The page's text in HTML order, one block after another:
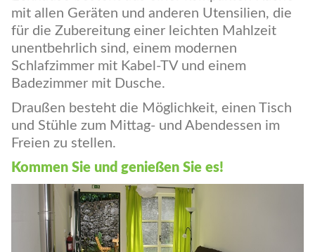
Eckhause besteht aus einer kompakten Küche
mit allen Geräten und anderen Utensilien, die
für die Zubereitung einer leichten Mahlzeit
unentbehrlich sind, einem modernen
Schlafzimmer mit Kabel-TV und einem
Badezimmer mit Dusche.
Draußen besteht die Möglichkeit, einen Tisch
und Stühle zum Mittag- und Abendessen im
Freien zu stellen.
Kommen Sie und genießen Sie es!